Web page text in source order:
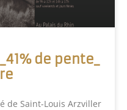
de pente_
de Saint-Louis Arzviller